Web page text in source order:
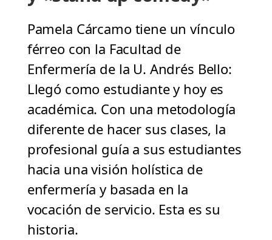
Pamela Cárcamo tiene un vínculo
férreo con la Facultad de
Enfermería de la U. Andrés Bello:
Llegó como estudiante y hoy es
académica. Con una metodología
diferente de hacer sus clases, la
profesional guía a sus estudiantes
hacia una visión holística de
enfermería y basada en la
vocación de servicio. Esta es su
historia.